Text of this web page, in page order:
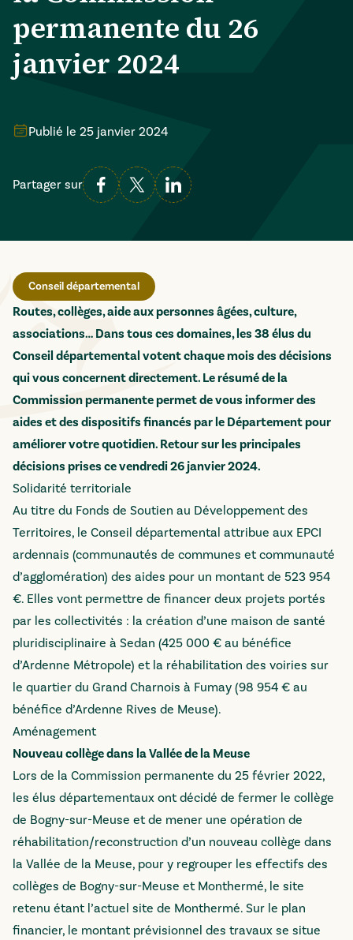
permanente du 26
janvier 2024
Publié le 25 janvier 2024
Partager sur
Conseil départemental
Routes, collèges, aide aux personnes âgées, culture,
associations… Dans tous ces domaines, les 38 élus du
Conseil départemental votent chaque mois des décisions
qui vous concernent directement. Le résumé de la
Commission permanente permet de vous informer des
aides et des dispositifs financés par le Département pour
améliorer votre quotidien. Retour sur les principales
décisions prises ce vendredi 26 janvier 2024.
Solidarité territoriale
Au titre du Fonds de Soutien au Développement des
Territoires, le Conseil départemental attribue aux EPCI
ardennais (communautés de communes et communauté
d’agglomération) des aides pour un montant de 523 954
€. Elles vont permettre de financer deux projets portés
par les collectivités : la création d’une maison de santé
pluridisciplinaire à Sedan (425 000 € au bénéfice
d’Ardenne Métropole) et la réhabilitation des voiries sur
le quartier du Grand Charnois à Fumay (98 954 € au
bénéfice d’Ardenne Rives de Meuse).
Aménagement
Nouveau collège dans la Vallée de la Meuse
Lors de la Commission permanente du 25 février 2022,
les élus départementaux ont décidé de fermer le collège
de Bogny-sur-Meuse et de mener une opération de
réhabilitation/reconstruction d’un nouveau collège dans
la Vallée de la Meuse, pour y regrouper les effectifs des
collèges de Bogny-sur-Meuse et Monthermé, le site
retenu étant l’actuel site de Monthermé. Sur le plan
financier, le montant prévisionnel des travaux se situe